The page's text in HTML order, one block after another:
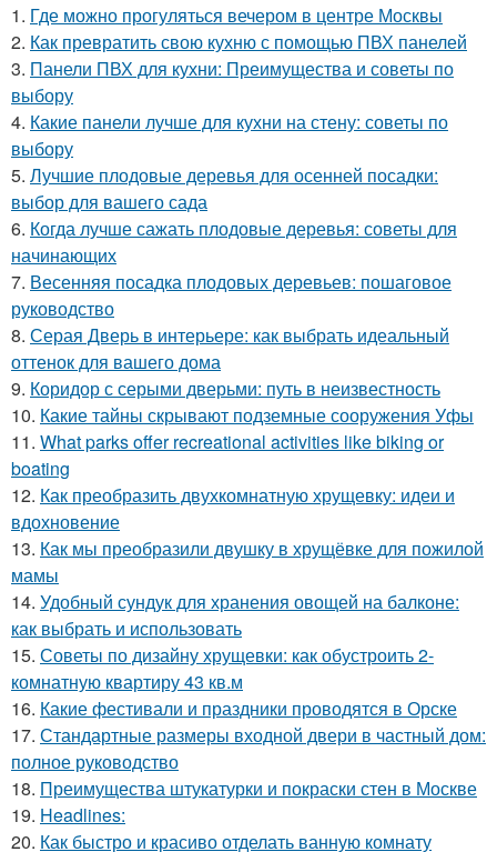
1. Где можно прогуляться вечером в центре Москвы
2. Как превратить свою кухню с помощью ПВХ панелей
3. Панели ПВХ для кухни: Преимущества и советы по
выбору
4. Какие панели лучше для кухни на стену: советы по
выбору
5. Лучшие плодовые деревья для осенней посадки:
выбор для вашего сада
6. Когда лучше сажать плодовые деревья: советы для
начинающих
7. Весенняя посадка плодовых деревьев: пошаговое
руководство
8. Серая Дверь в интерьере: как выбрать идеальный
оттенок для вашего дома
9. Коридор с серыми дверьми: путь в неизвестность
10. Какие тайны скрывают подземные сооружения Уфы
11. What parks offer recreational activities like biking or
boating
12. Как преобразить двухкомнатную хрущевку: идеи и
вдохновение
13. Как мы преобразили двушку в хрущёвке для пожилой
мамы
14. Удобный сундук для хранения овощей на балконе:
как выбрать и использовать
15. Советы по дизайну хрущевки: как обустроить 2-
комнатную квартиру 43 кв.м
16. Какие фестивали и праздники проводятся в Орске
17. Стандартные размеры входной двери в частный дом:
полное руководство
18. Преимущества штукатурки и покраски стен в Москве
19. Headlines:
20. Как быстро и красиво отделать ванную комнату